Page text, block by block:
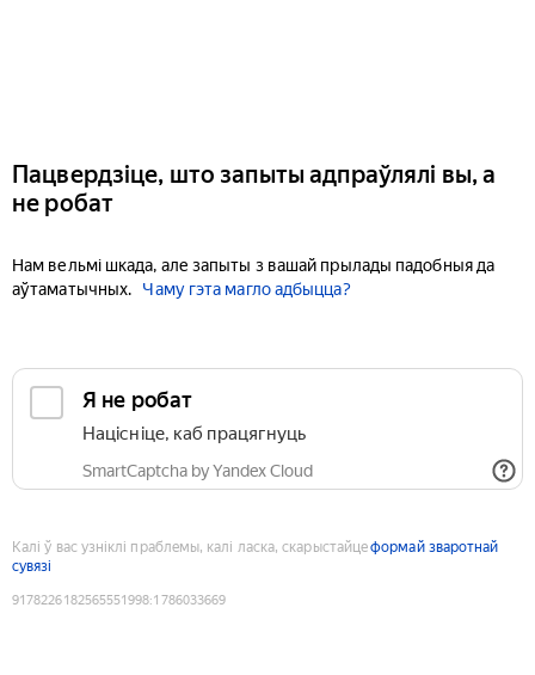
Пацвердзіце, што запыты адпраўлялі вы, а
не робат
Нам вельмі шкада, але запыты з вашай прылады падобныя да
аўтаматычных.
Чаму гэта магло адбыцца?
Я не робат
Націсніце, каб працягнуць
SmartCaptcha by Yandex Cloud
Калі ў вас узніклі праблемы, калі ласка, скарыстайцеформай зваротнай
сувязі
9178226182565551998:1786033669